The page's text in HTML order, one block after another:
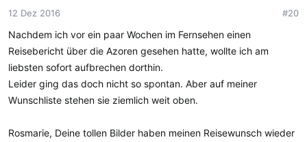
n
e
12 Dez 2016 #20
Nachdem ich vor ein paar Wochen im Fernsehen einen
Reisebericht über die Azoren gesehen hatte, wollte ich am
liebsten sofort aufbrechen dorthin.
Leider ging das doch nicht so spontan. Aber auf meiner
Wunschliste stehen sie ziemlich weit oben.
Rosmarie, Deine tollen Bilder haben meinen Reisewunsch wieder